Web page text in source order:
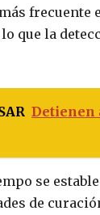
que la
Detienen
se
de